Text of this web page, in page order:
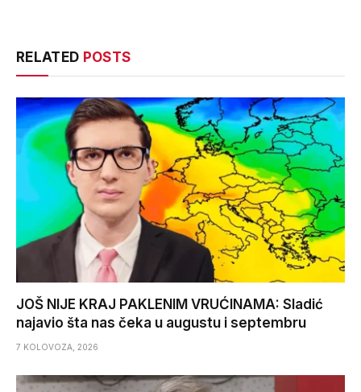
RELATED POSTS
JOŠ NIJE KRAJ PAKLENIM VRUĆINAMA: Sladić
najavio šta nas čeka u augustu i septembru
7 KOLOVOZA, 2026